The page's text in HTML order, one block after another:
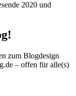
2020 und
zum Blogdesign
– offen für alle(s)